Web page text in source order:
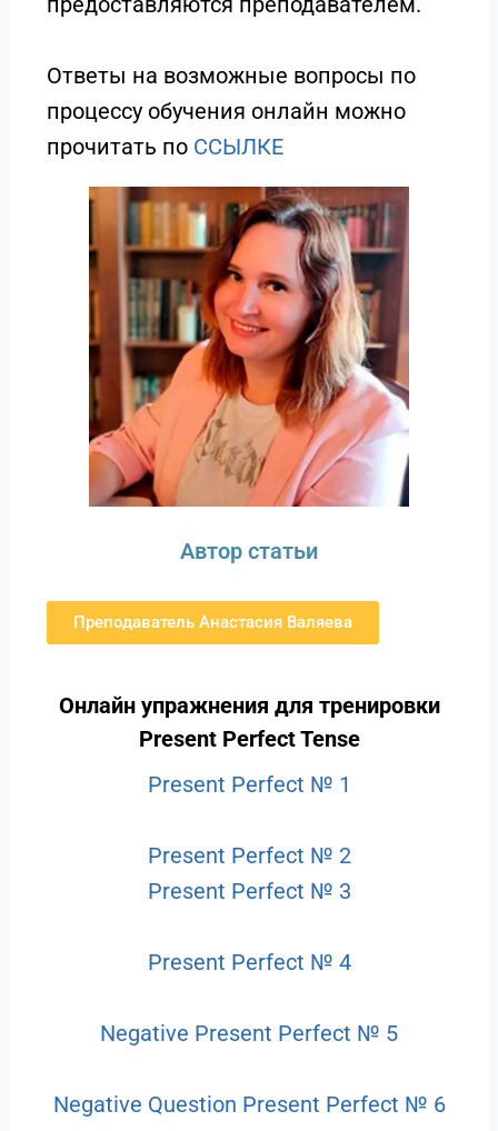
Ответы на возможные вопросы по
процессу обучения онлайн можно
прочитать по ССЫЛКE
Автор статьи
Преподаватель Анастасия Валяева
Онлайн упражнения для тренировки
Present Perfect Tense
Present Perfect № 1
Present Perfect № 2
Present Perfect № 3
Present Perfect № 4
Negative Present Perfect № 5
Negative Question Present Perfect № 6